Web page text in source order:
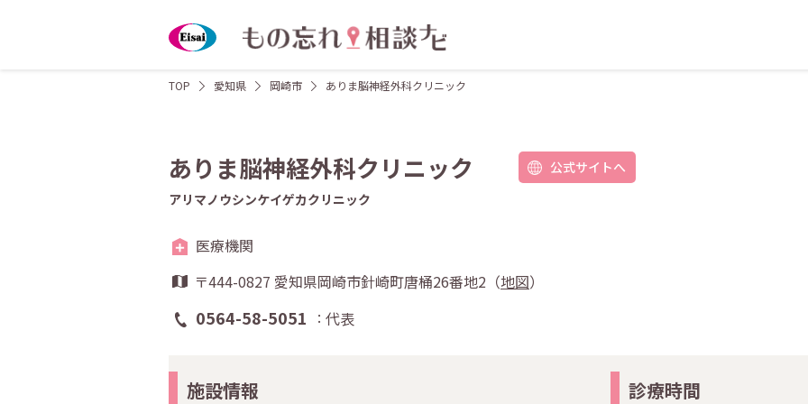
TOP 愛知県 岡崎市 ありま脳神経外科クリニック
ありま脳神経外科クリニック
公式サイトへ
アリマノウシンケイゲカクリニック
医療機関
〒444-0827 愛知県岡崎市針崎町唐桶26番地2（地図）
0564-58-5051 代表
施設情報 診療時間